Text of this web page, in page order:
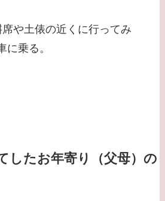
や土俵の近くに行ってみ
に乗る。
したお年寄り（父母）の